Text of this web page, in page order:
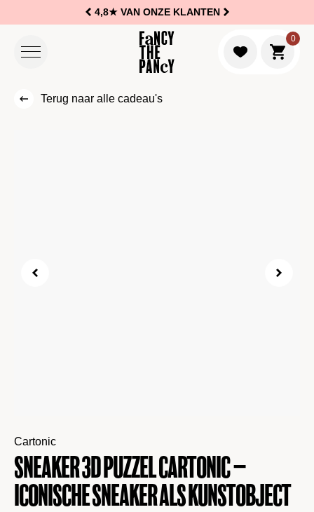
4,8★VAN ONZE KLANTEN
0
Naar
Terug naar alle cadeau's
Cartonic
Sneaker 3D puzzel Cartonic –
Iconische sneaker als kunstobject